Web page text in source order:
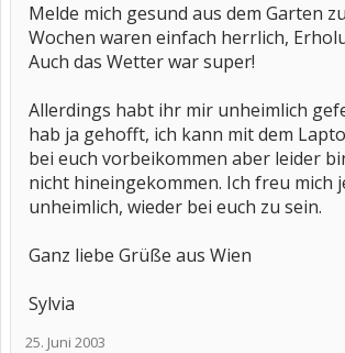
Melde mich gesund aus dem Garten
Wochen waren einfach herrlich,
Auch das Wetter war super!
Allerdings habt ihr mir unheimlich
hab ja gehofft, ich kann mit dem
bei euch vorbeikommen aber leider
nicht hineingekommen. Ich freu mich
unheimlich, wieder bei euch zu sein.
Ganz liebe Grüße aus Wien
Sylvia
25. Juni 2003